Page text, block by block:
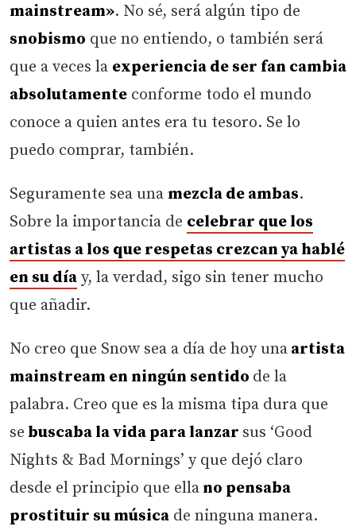
mainstream». No sé, será algún tipo de
snobismo que no entiendo, o también será
que a veces la experiencia de ser fan cambia
absolutamente conforme todo el mundo
conoce a quien antes era tu tesoro. Se lo
puedo comprar, también.
Seguramente sea una mezcla de ambas.
Sobre la importancia de celebrar que los
artistas a los que respetas crezcan ya hablé
en su día y, la verdad, sigo sin tener mucho
que añadir.
No creo que Snow sea a día de hoy una artista
mainstream en ningún sentido de la
palabra. Creo que es la misma tipa dura que
se buscaba la vida para lanzar sus ‘Good
Nights & Bad Mornings’ y que dejó claro
desde el principio que ella no pensaba
prostituir su música de ninguna manera.